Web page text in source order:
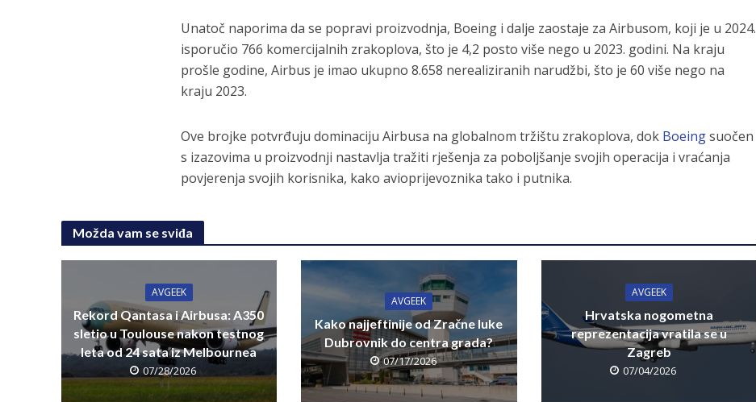
Unatoč naporima da se popravi proizvodnja, Boeing i dalje zaostaje za Airbusom, koji je u 2024.
isporučio 766 komercijalnih zrakoplova, što je 4,2 posto više nego u 2023. godini. Na kraju
prošle godine, Airbus je imao ukupno 8.658 nerealiziranih narudžbi, što je 60 više nego na
kraju 2023.
Ove brojke potvrđuju dominaciju Airbusa na globalnom tržištu zrakoplova, dok Boeingsuočen
s izazovima u proizvodnji nastavlja tražiti rješenja za poboljšanje svojih operacija i vraćanja
povjerenja svojih korisnika, kako avioprijevoznika tako i putnika.
Možda vam se sviđa
AVGEEK
Rekord Qantasa i Airbusa: A350
sletio u Toulouse nakon testnog
leta od 24 sata iz Melbournea
07/28/2026
AVGEEK
Kako najjeftinije od Zračne luke
Dubrovnik do centra grada?
07/17/2026
AVGEEK
Hrvatska nogometna
reprezentacija vratila se u
Zagreb
07/04/2026